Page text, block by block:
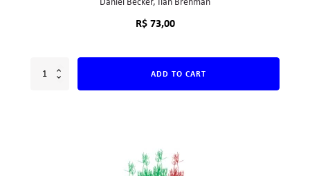
R$73,00
ADD TO CART